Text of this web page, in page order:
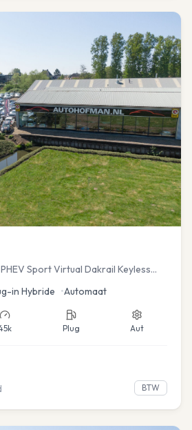
Sport Virtual Dakrail Keyless
in Hybride •Automaat
Plug Aut
BTW